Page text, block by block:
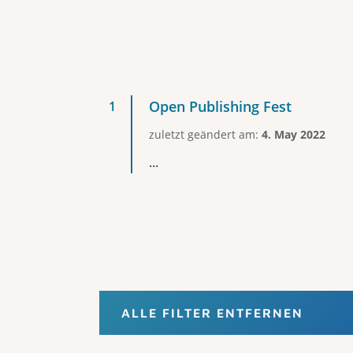
Open Publishing Fest
zuletzt geändert am: 4. May 2022
...
ALLE FILTER ENTFERNEN